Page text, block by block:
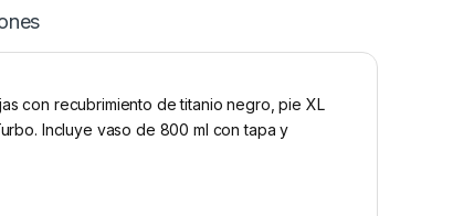
con recubrimiento de titanio negro, pie XL
Incluye vaso de 800 ml con tapa y